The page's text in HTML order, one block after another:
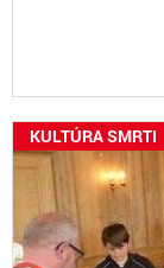
KULTÚRA SMRTI